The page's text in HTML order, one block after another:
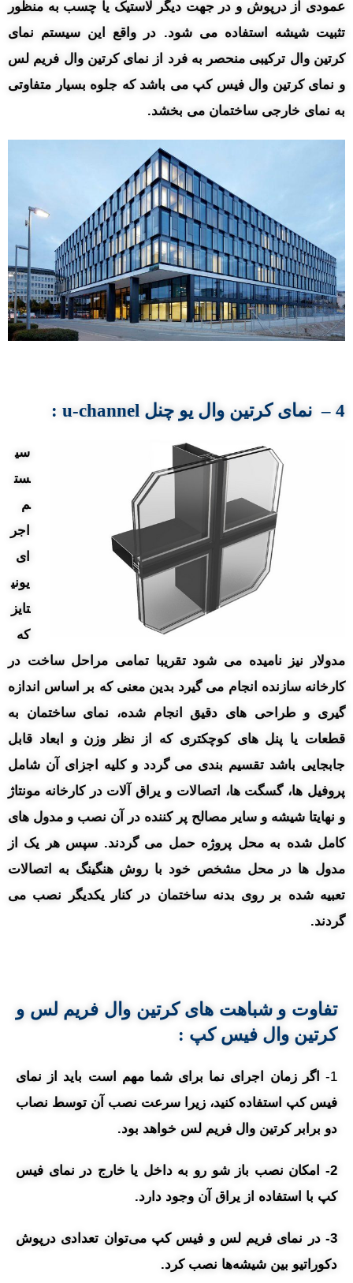
عمودی از درپوش و در جهت دیگر لاستیک یا چسب به منظور
تثبیت شیشه استفاده می شود. در واقع این سیستم نمای
کرتین وال ترکیبی منحصر به فرد از نمای کرتین وال فریم لس
و نمای کرتین وال فیس کپ می باشد که جلوه بسیار متفاوتی
به نمای خارجی ساختمان می بخشد.
4 – نمای کرتین وال یو چنل u-channel
:
سی
ست
م
اجر
ای
یونی
تایز
که
مدولار نیز نامیده می شود تقریبا تمامی مراحل ساخت در
کارخانه سازنده انجام می گیرد بدین معنی که بر اساس اندازه
گیری و طراحی های دقیق انجام شده، نمای ساختمان به
قطعات یا پنل های کوچکتری که از نظر وزن و ابعاد قابل
جابجایی باشد تقسیم بندی می گردد و کلیه اجزای آن شامل
پروفیل ها، گسگت ها، اتصالات و یراق آلات در کارخانه مونتاژ
و نهایتا شیشه و سایر مصالح پر کننده در آن نصب و مدول های
کامل شده به محل پروژه حمل می گردند. سپس هر یک از
مدول ها در محل مشخص خود با روش هنگینگ به اتصالات
تعبیه شده بر روی بدنه ساختمان در کنار یکدیگر نصب می
گردند.
تفاوت و شباهت های کرتین وال فریم لس و
کرتین وال فیس کپ :
1-
اگر زمان اجرای نما برای شما مهم است باید از نمای
فیس کپ استفاده کنید، زیرا سرعت نصب آن توسط نصاب
دو برابر کرتین وال فریم لس خواهد بود.
2- امکان نصب باز شو رو به داخل یا خارج در نمای فیس
کپ با استفاده از یراق آن وجود دارد.
3- در نمای فریم لس و فیس کپ می‌توان تعدادی درپوش
دکوراتیو بین شیشه‌ها نصب کرد.